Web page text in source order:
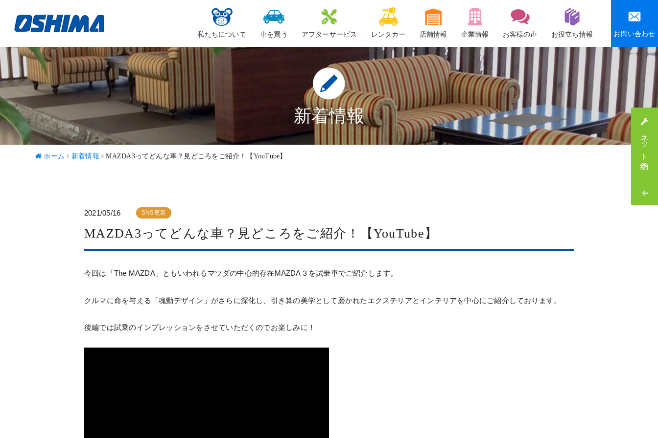
私たちについて 車を買う アフターサービス
整備・修理
鈑金
ロードサービス
レンタカー 店舗情報 企業情報
会社概要
沿革
社会貢献活動
感謝祭・社員旅行
お客様の声 お役立ち情報 お問い合わせ
新着情報
ホーム 新着情報 MAZDA3ってどんな車？見どころをご紹介！【YouTube】
2021/05/16 SNS更新
MAZDA3ってどんな車？見どころをご紹介！【YouTube】
今回は「The MAZDA」ともいわれるマツダの中心的存在MAZDA３を試乗車でご紹介します。
クルマに命を与える「魂動デザイン」がさらに深化し、引き算の美学として磨かれたエクステリアとインテリアを中心にご紹介しております。
後編では試乗のインプレッションをさせていただくのでお楽しみに！
ネット予約